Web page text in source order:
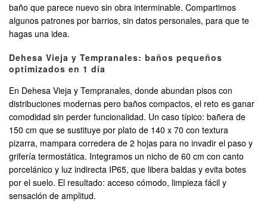
baño que parece nuevo sin obra interminable. Compartimos
algunos patrones por barrios, sin datos personales, para que te
hagas una idea.
Dehesa Vieja y Tempranales: baños pequeños
optimizados en 1 día
En Dehesa Vieja y Tempranales, donde abundan pisos con
distribuciones modernas pero baños compactos, el reto es ganar
comodidad sin perder funcionalidad. Un caso típico: bañera de
150 cm que se sustituye por plato de 140 x 70 con textura
pizarra, mampara corredera de 2 hojas para no invadir el paso y
grifería termostática. Integramos un nicho de 60 cm con canto
porcelánico y luz indirecta IP65, que libera baldas y evita botes
por el suelo. El resultado: acceso cómodo, limpieza fácil y
sensación de amplitud.